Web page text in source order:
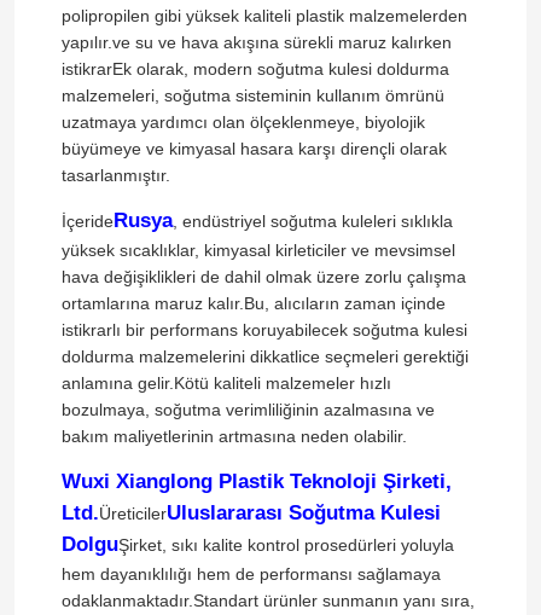
polipropilen gibi yüksek kaliteli plastik malzemelerden
yapılır.ve su ve hava akışına sürekli maruz kalırken
istikrarEk olarak, modern soğutma kulesi doldurma
malzemeleri, soğutma sisteminin kullanım ömrünü
uzatmaya yardımcı olan ölçeklenmeye, biyolojik
büyümeye ve kimyasal hasara karşı dirençli olarak
tasarlanmıştır.
İçerideRusya, endüstriyel soğutma kuleleri sıklıkla
yüksek sıcaklıklar, kimyasal kirleticiler ve mevsimsel
hava değişiklikleri de dahil olmak üzere zorlu çalışma
ortamlarına maruz kalır.Bu, alıcıların zaman içinde
istikrarlı bir performans koruyabilecek soğutma kulesi
doldurma malzemelerini dikkatlice seçmeleri gerektiği
anlamına gelir.Kötü kaliteli malzemeler hızlı
bozulmaya, soğutma verimliliğinin azalmasına ve
bakım maliyetlerinin artmasına neden olabilir.
Wuxi Xianglong Plastik Teknoloji Şirketi,
Ltd.ÜreticilerUluslararası Soğutma Kulesi
DolguŞirket, sıkı kalite kontrol prosedürleri yoluyla
hem dayanıklılığı hem de performansı sağlamaya
odaklanmaktadır.Standart ürünler sunmanın yanı sıra,